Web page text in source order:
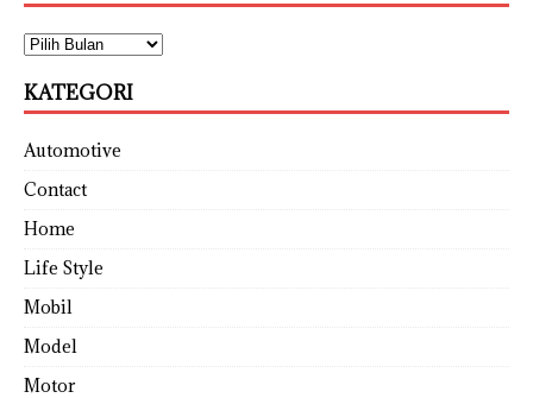
KATEGORI
Automotive
Contact
Home
Life Style
Mobil
Model
Motor